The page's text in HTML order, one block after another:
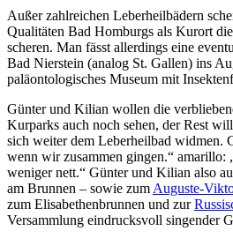
Außer zahlreichen Leberheilbädern
Qualitäten Bad Homburgs als Kurort
scheren. Man fässt allerdings eine
Bad Nierstein (analog St. Gallen) ins
paläontologisches Museum mit
Günter und Kilian wollen die
Kurparks auch noch sehen, der Rest
sich weiter dem Leberheilbad widmen.
wenn wir zusammen gingen.“ amarillo:
weniger nett.“ Günter und Kilian also
am Brunnen – sowie zum Auguste-
zum Elisabethenbrunnen und zur
Versammlung eindrucksvoll singender